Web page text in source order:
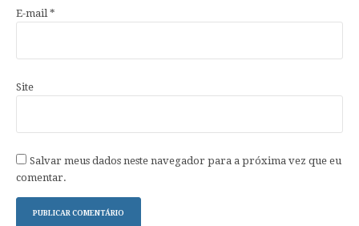
E-mail *
Site
Salvar meus dados neste navegador para a próxima vez que eu
comentar.